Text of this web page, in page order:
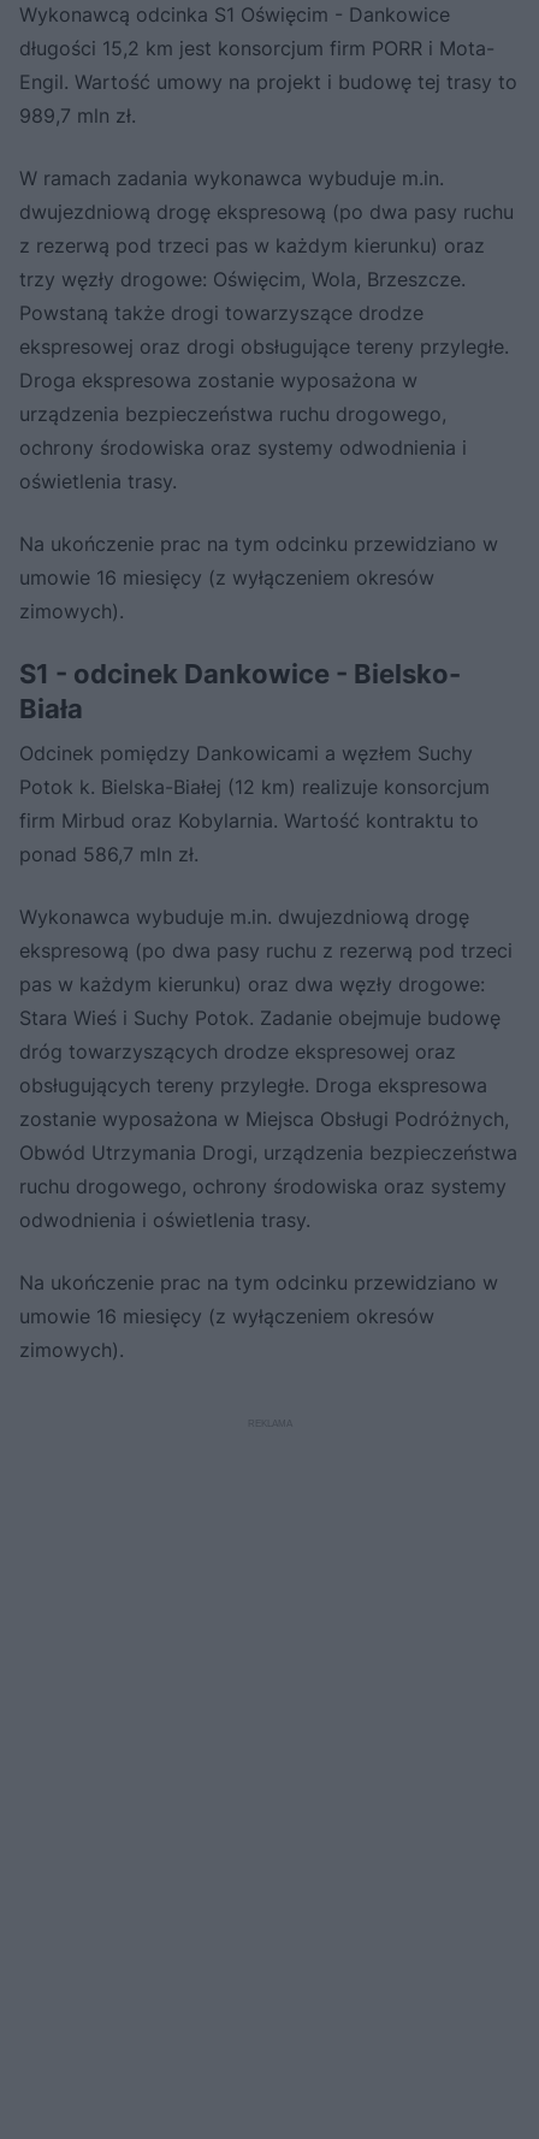
Wykonawcą odcinka S1 Oświęcim - Dankowice
długości 15,2 km jest konsorcjum firm PORR i Mota-
Engil. Wartość umowy na projekt i budowę tej trasy to
989,7 mln zł.
W ramach zadania wykonawca wybuduje m.in.
dwujezdniową drogę ekspresową (po dwa pasy ruchu
z rezerwą pod trzeci pas w każdym kierunku) oraz
trzy węzły drogowe: Oświęcim, Wola, Brzeszcze.
Powstaną także drogi towarzyszące drodze
ekspresowej oraz drogi obsługujące tereny przyległe.
Droga ekspresowa zostanie wyposażona w
urządzenia bezpieczeństwa ruchu drogowego,
ochrony środowiska oraz systemy odwodnienia i
oświetlenia trasy.
Na ukończenie prac na tym odcinku przewidziano w
umowie 16 miesięcy (z wyłączeniem okresów
zimowych).
S1 - odcinek Dankowice - Bielsko-
Biała
Odcinek pomiędzy Dankowicami a węzłem Suchy
Potok k. Bielska-Białej (12 km) realizuje konsorcjum
firm Mirbud oraz Kobylarnia. Wartość kontraktu to
ponad 586,7 mln zł.
Wykonawca wybuduje m.in. dwujezdniową drogę
ekspresową (po dwa pasy ruchu z rezerwą pod trzeci
pas w każdym kierunku) oraz dwa węzły drogowe:
Stara Wieś i Suchy Potok. Zadanie obejmuje budowę
dróg towarzyszących drodze ekspresowej oraz
obsługujących tereny przyległe. Droga ekspresowa
zostanie wyposażona w Miejsca Obsługi Podróżnych,
Obwód Utrzymania Drogi, urządzenia bezpieczeństwa
ruchu drogowego, ochrony środowiska oraz systemy
odwodnienia i oświetlenia trasy.
Na ukończenie prac na tym odcinku przewidziano w
umowie 16 miesięcy (z wyłączeniem okresów
zimowych).